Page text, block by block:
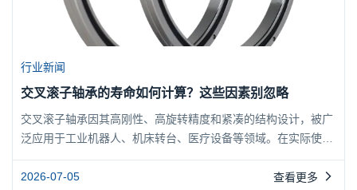
行业新闻
交叉滚子轴承的寿命如何计算？这些因素别忽略
交叉滚子轴承因其高刚性、高旋转精度和紧凑的结构设计，被广
泛应用于工业机器人、机床转台、医疗设备等领域。在实际使用
中，轴承的寿命直接关系到设备的可靠性与维护成本。许多工程
师在选型时都会问：交叉滚子轴承的寿命究竟如何计算？又有哪
2026-07-05 查看更多